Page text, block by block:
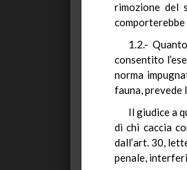
rimozione del
comporterebbe
1.2.-
consentito
norma
fauna, prevede
Il giudice a
di chi caccia
dall’art. 30,
penale,